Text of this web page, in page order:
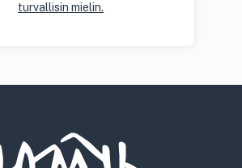
turvallisin mielin.